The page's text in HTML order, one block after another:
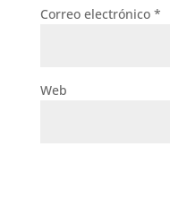
Correo electrónico *
Web